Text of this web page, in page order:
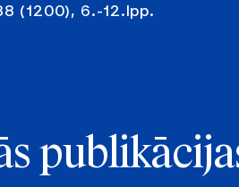
(1200), 6.-12.lpp.